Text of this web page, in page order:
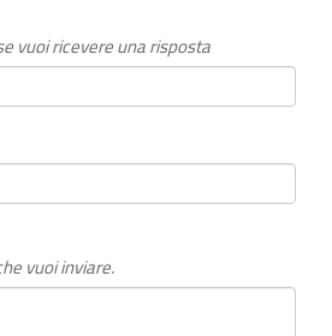
vuoi ricevere una risposta
vuoi inviare.